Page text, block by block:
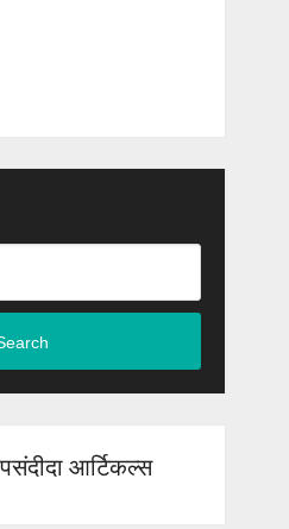
आर्टिकल्स